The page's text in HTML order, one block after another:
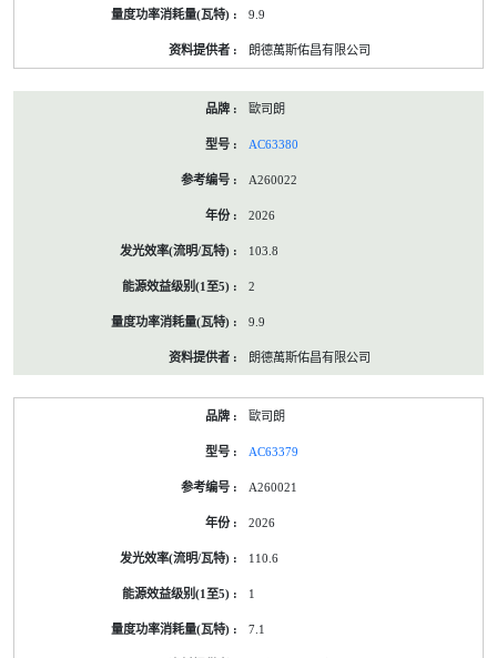
9.9
朗德萬斯佑昌有限公司
歐司朗
AC63380
A260022
2026
103.8
2
9.9
朗德萬斯佑昌有限公司
歐司朗
AC63379
A260021
2026
110.6
1
7.1